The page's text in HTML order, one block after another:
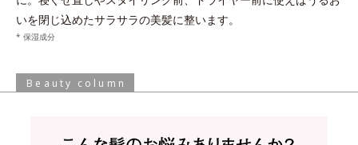
いを閉じ込めたサラサラの美髪に整います。
* 保湿成分
Beauty column